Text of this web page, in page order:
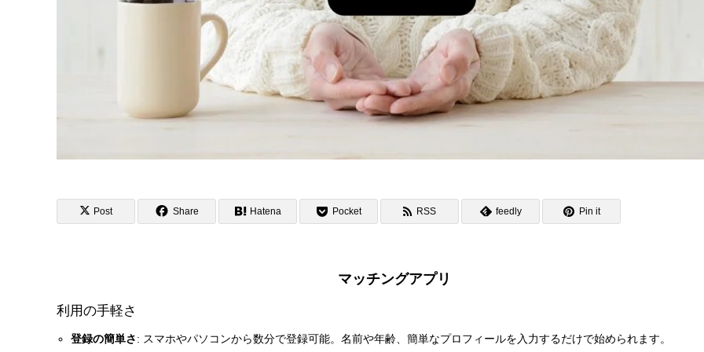
Post Share Hatena Pocket RSS feedly Pin it
マッチングアプリ
利用の手軽さ
登録の簡単さ: スマホやパソコンから数分で登録可能。名前や年齢、簡単なプロフィールを入力するだけで始められます。